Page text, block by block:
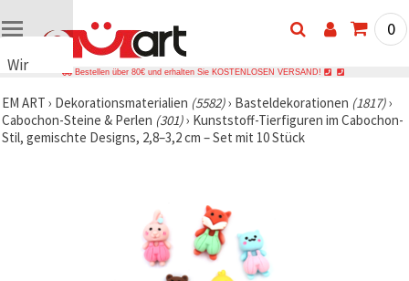
Wir
Cookies
🍪 Wir
verwenden
0
Bestellen über 80€ und erhalten Sie KOSTENLOSEN VERSAND!
EM ART › Dekorationsmaterialien (5582)› Basteldekorationen (1817)›
Cabochon-Steine & Perlen (301)› Kunststoff-Tierfiguren im Cabochon-
Stil, gemischte Designs, 2,8–3,2 cm – Set mit 10 Stück